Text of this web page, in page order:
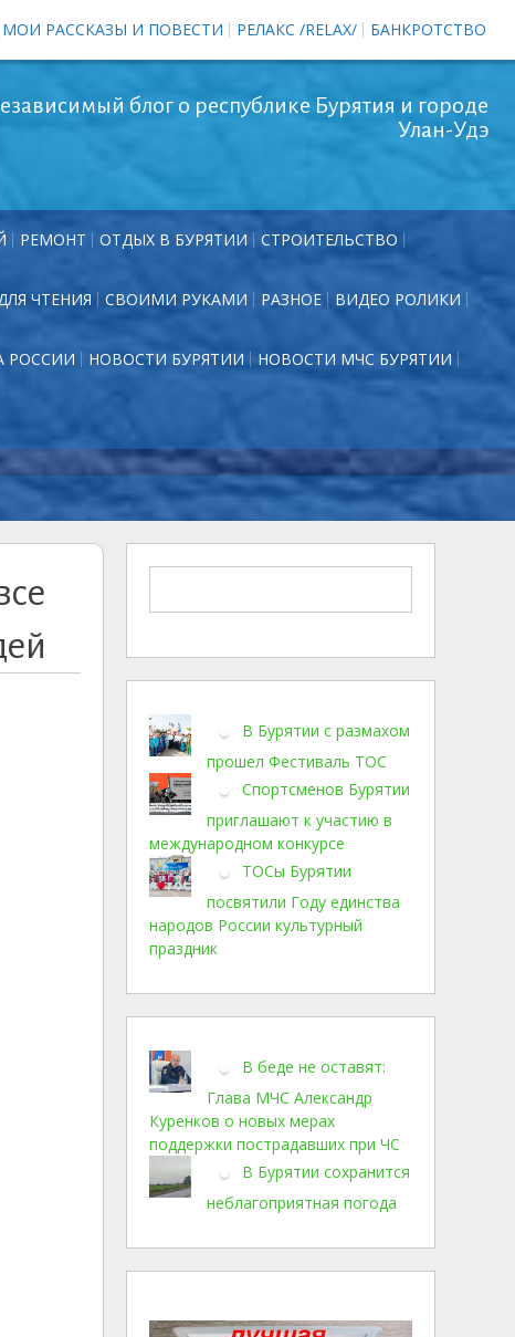
МОИ РАССКАЗЫ И ПОВЕСТИ РЕЛАКС /RELAX/ БАНКРОТСТВО
блог о республике Бурятия и городе
Улан-Удэ
РЕМОНТ ОТДЫХ В БУРЯТИИ СТРОИТЕЛЬСТВО
ЧТЕНИЯ СВОИМИ РУКАМИ РАЗНОЕ ВИДЕО РОЛИКИ
РОССИИ НОВОСТИ БУРЯТИИ НОВОСТИ МЧС БУРЯТИИ
В Бурятии с размахом
прошел Фестиваль ТОС
Спортсменов Бурятии
приглашают к участию в
международном конкурсе
ТОСы Бурятии
посвятили Году единства
народов России культурный
праздник
В беде не оставят:
Глава МЧС Александр
Куренков о новых мерах
поддержки пострадавших при ЧС
В Бурятии сохранится
неблагоприятная погода